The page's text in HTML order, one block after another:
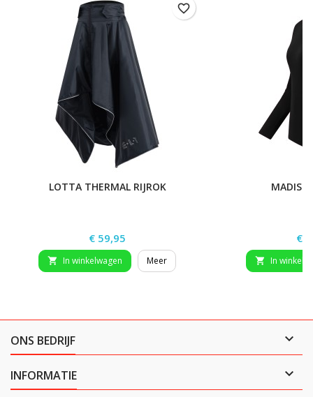
LOTTA THERMAL RIJROK
Prijs
€ 59,95
 In winkelwagen Meer
favorite_border
€
 In
ONS BEDRIJF 
INFORMATIE 